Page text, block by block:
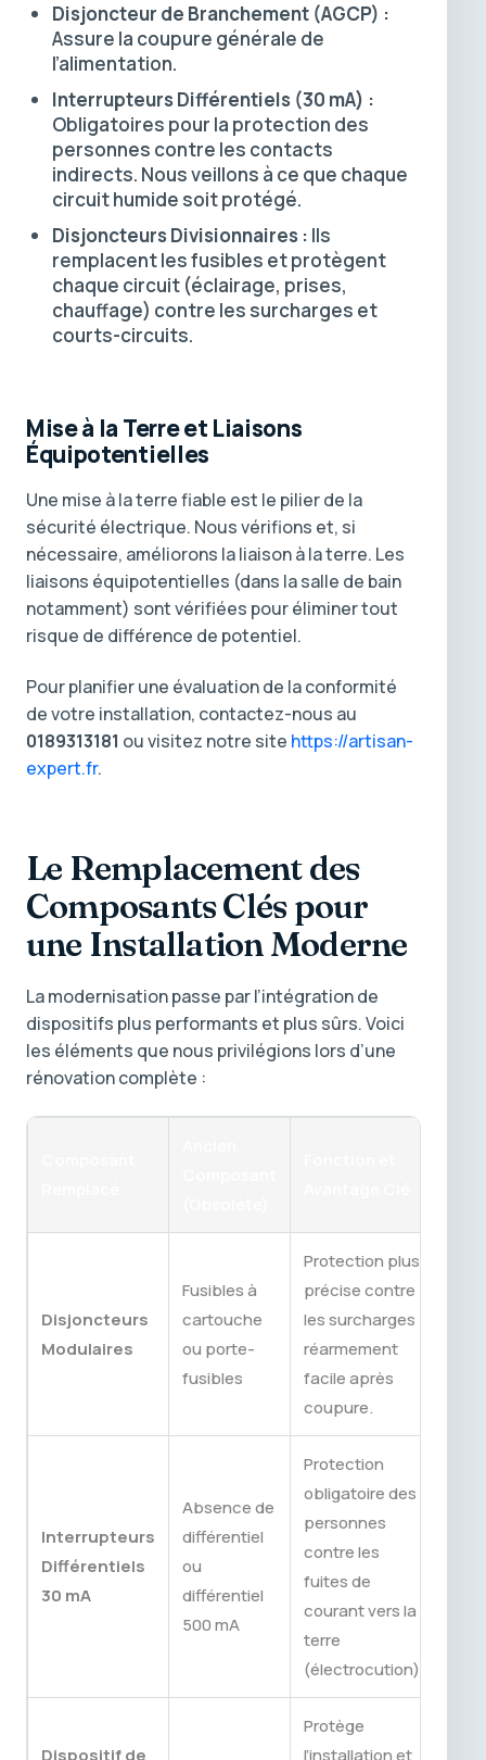
Disjoncteur de Branchement (AGCP) :
Assure la coupure générale de
l’alimentation.
Interrupteurs Différentiels (30 mA) :
Obligatoires pour la protection des
personnes contre les contacts
indirects. Nous veillons à ce que chaque
circuit humide soit protégé.
Disjoncteurs Divisionnaires : Ils
remplacent les fusibles et protègent
chaque circuit (éclairage, prises,
chauffage) contre les surcharges et
courts-circuits.
Mise à la Terre et Liaisons
Équipotentielles
Une mise à la terre fiable est le pilier de la
sécurité électrique. Nous vérifions et, si
nécessaire, améliorons la liaison à la terre. Les
liaisons équipotentielles (dans la salle de bain
notamment) sont vérifiées pour éliminer tout
risque de différence de potentiel.
Pour planifier une évaluation de la conformité
de votre installation, contactez-nous au
0189313181 ou visitez notre site https://artisan-
expert.fr.
Le Remplacement des
Composants Clés pour
une Installation Moderne
La modernisation passe par l’intégration de
dispositifs plus performants et plus sûrs. Voici
les éléments que nous privilégions lors d’une
rénovation complète :
Disjoncteurs
Modulaires
Fusibles à
cartouche
ou porte-
fusibles
Protection plus
précise contre
les surcharges ;
réarmement
facile après
coupure.
Interrupteurs
Différentiels
30 mA
Absence de
différentiel
ou
différentiel
500 mA
Protection
obligatoire des
personnes
contre les
fuites de
courant vers la
terre
(électrocution).
Dispositif de
Protège
l’installation et